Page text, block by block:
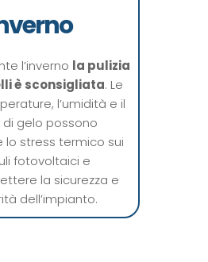
l’inverno la pulizia
è sconsigliata. Le
l’umidità e il
di gelo possono
lo stress termico sui
fotovoltaici e
la sicurezza e
dell’impianto.